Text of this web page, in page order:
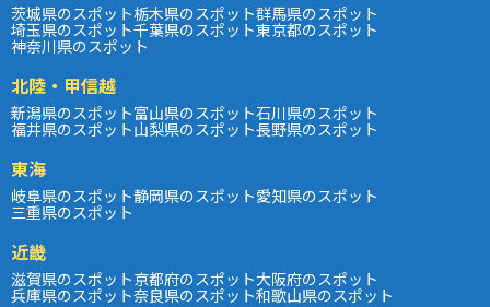
茨城県のスポット栃木県のスポット群馬県のスポット
埼玉県のスポット千葉県のスポット東京都のスポット
神奈川県のスポット
北陸・甲信越
新潟県のスポット富山県のスポット石川県のスポット
福井県のスポット山梨県のスポット長野県のスポット
東海
岐阜県のスポット静岡県のスポット愛知県のスポット
三重県のスポット
近畿
滋賀県のスポット京都府のスポット大阪府のスポット
兵庫県のスポット奈良県のスポット和歌山県のスポット